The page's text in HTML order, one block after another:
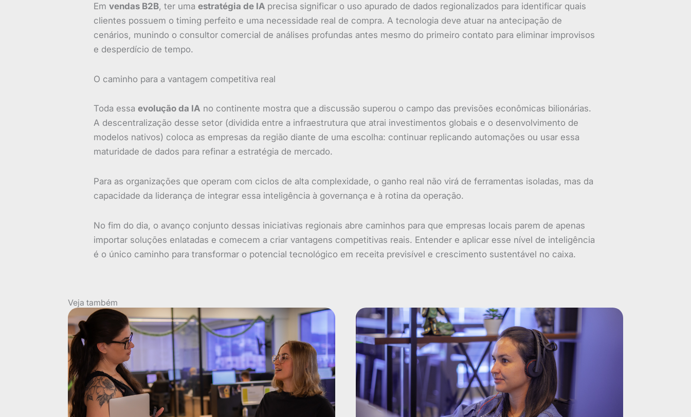
Em vendas B2B, ter uma estratégia de IA precisa significar o uso apurado de dados regionalizados para identificar quais
clientes possuem o timing perfeito e uma necessidade real de compra. A tecnologia deve atuar na antecipação de
cenários, munindo o consultor comercial de análises profundas antes mesmo do primeiro contato para eliminar improvisos
e desperdício de tempo.
O caminho para a vantagem competitiva real
Toda essa evolução da IA no continente mostra que a discussão superou o campo das previsões econômicas bilionárias.
A descentralização desse setor (dividida entre a infraestrutura que atrai investimentos globais e o desenvolvimento de
modelos nativos) coloca as empresas da região diante de uma escolha: continuar replicando automações ou usar essa
maturidade de dados para refinar a estratégia de mercado.
Para as organizações que operam com ciclos de alta complexidade, o ganho real não virá de ferramentas isoladas, mas da
capacidade da liderança de integrar essa inteligência à governança e à rotina da operação.
No fim do dia, o avanço conjunto dessas iniciativas regionais abre caminhos para que empresas locais parem de apenas
importar soluções enlatadas e comecem a criar vantagens competitivas reais. Entender e aplicar esse nível de inteligência
é o único caminho para transformar o potencial tecnológico em receita previsível e crescimento sustentável no caixa.
Veja também